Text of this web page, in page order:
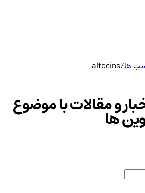
ها/
altcoins
و مقالات با موضوع
ها